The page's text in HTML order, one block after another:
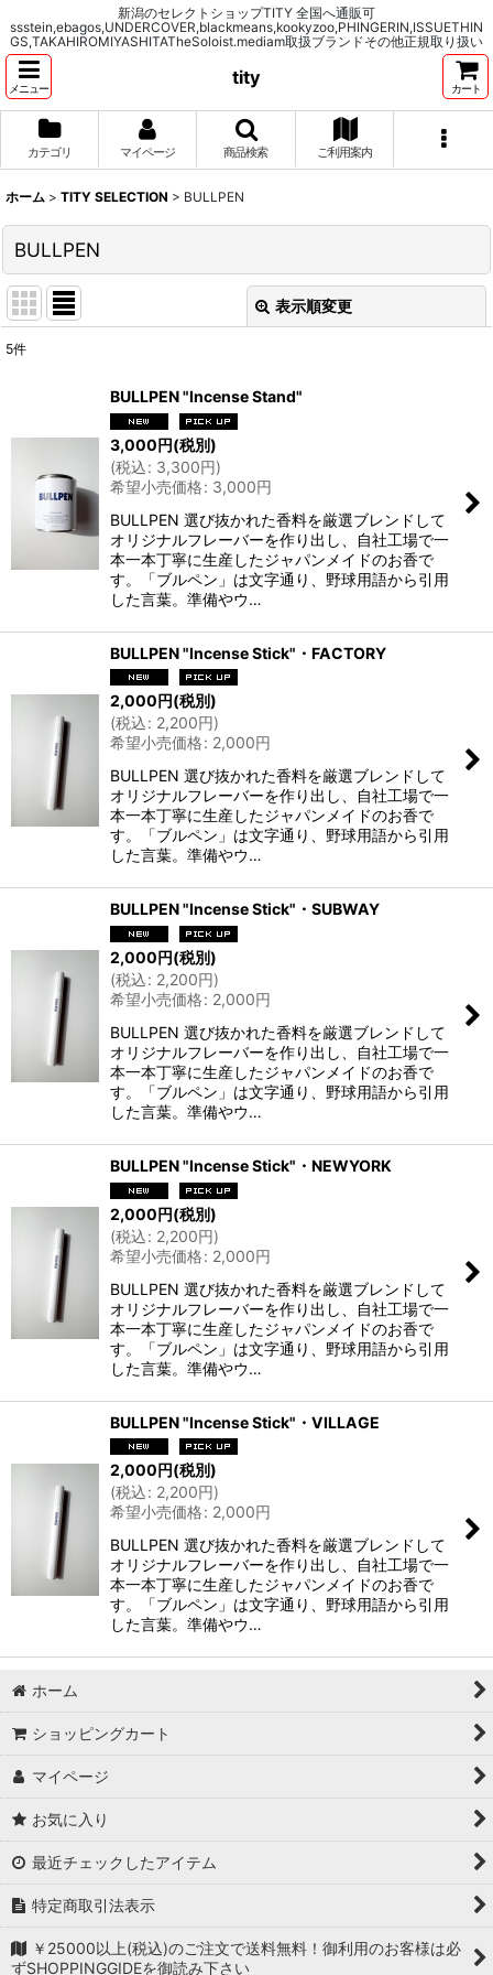
新潟のセレクトショップTITY 全国へ通販可
ssstein,ebagos,UNDERCOVER,blackmeans,kookyzoo,PHINGERIN,ISSUETHIN
GS,TAKAHIROMIYASHITATheSoloist.mediam取扱ブランドその他正規取り扱い
メニュー
tity
カート
カテゴリ マイページ 商品検索 ご利用案内
ホーム > TITY SELECTION > BULLPEN
BULLPEN
表示順変更
絞り込む
5件
BULLPEN "Incense Stand"
3,000円(税別)
(税込: 3,300円)
希望小売価格: 3,000円
BULLPEN 選び抜かれた香料を厳選ブレンドして
オリジナルフレーバーを作り出し、自社工場で一
本一本丁寧に生産したジャパンメイドのお香で
す。「ブルペン」は文字通り、野球用語から引用
した言葉。準備やウ…
BULLPEN "Incense Stick"・FACTORY
2,000円(税別)
(税込: 2,200円)
希望小売価格: 2,000円
BULLPEN 選び抜かれた香料を厳選ブレンドして
オリジナルフレーバーを作り出し、自社工場で一
本一本丁寧に生産したジャパンメイドのお香で
す。「ブルペン」は文字通り、野球用語から引用
した言葉。準備やウ…
BULLPEN "Incense Stick"・SUBWAY
2,000円(税別)
(税込: 2,200円)
希望小売価格: 2,000円
BULLPEN 選び抜かれた香料を厳選ブレンドして
オリジナルフレーバーを作り出し、自社工場で一
本一本丁寧に生産したジャパンメイドのお香で
す。「ブルペン」は文字通り、野球用語から引用
した言葉。準備やウ…
BULLPEN "Incense Stick"・NEWYORK
2,000円(税別)
(税込: 2,200円)
希望小売価格: 2,000円
BULLPEN 選び抜かれた香料を厳選ブレンドして
オリジナルフレーバーを作り出し、自社工場で一
本一本丁寧に生産したジャパンメイドのお香で
す。「ブルペン」は文字通り、野球用語から引用
した言葉。準備やウ…
BULLPEN "Incense Stick"・VILLAGE
2,000円(税別)
(税込: 2,200円)
希望小売価格: 2,000円
BULLPEN 選び抜かれた香料を厳選ブレンドして
オリジナルフレーバーを作り出し、自社工場で一
本一本丁寧に生産したジャパンメイドのお香で
す。「ブルペン」は文字通り、野球用語から引用
した言葉。準備やウ…
ホーム
ショッピングカート
マイページ
お気に入り
最近チェックしたアイテム
特定商取引法表示
￥25000以上(税込)のご注文で送料無料！御利用のお客様は必
ずSHOPPINGGIDEを御読み下さい